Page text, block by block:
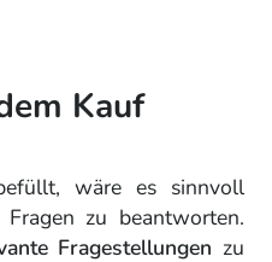
Kauf
wäre es sinnvoll
zu beantworten.
Fragestellungen zu